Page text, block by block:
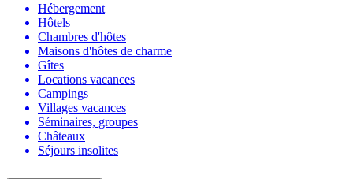
Hébergement
Hôtels
Chambres d'hôtes
Maisons d'hôtes de charme
Gîtes
Locations vacances
Campings
Villages vacances
Séminaires, groupes
Châteaux
Séjours insolites